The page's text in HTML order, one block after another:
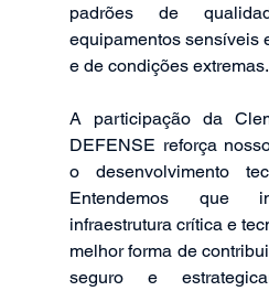
padrões de
equipamentos sensíveis
e de condições extremas.
A participação da
DEFENSE reforça
o desenvolvimento
Entendemos que
infraestrutura crítica e
melhor forma de
seguro e